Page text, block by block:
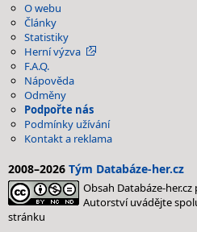
O webu
Články
Statistiky
Herní výzva
F.A.Q.
Nápověda
Odměny
Podpořte nás
Podmínky užívání
Kontakt a reklama
2008–2026 Tým Databáze-her.cz
Obsah Databáze-
Autorství uvádějte
stránku